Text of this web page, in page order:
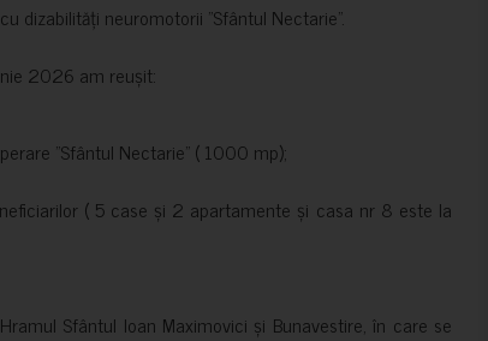
dizabilități neuromotorii ”Sfântul Nectarie”.
2026 am reușit:
”Sfântul Nectarie” ( 1000 mp);
( 5 case și 2 apartamente și casa nr 8 este la
Sfântul Ioan Maximovici și Bunavestire, în care se